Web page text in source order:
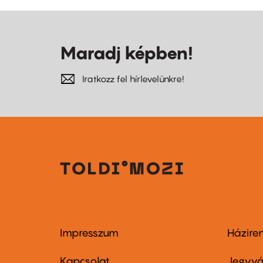
Maradj képben!
Iratkozz fel hírlevelünkre!
Footer
Impresszum